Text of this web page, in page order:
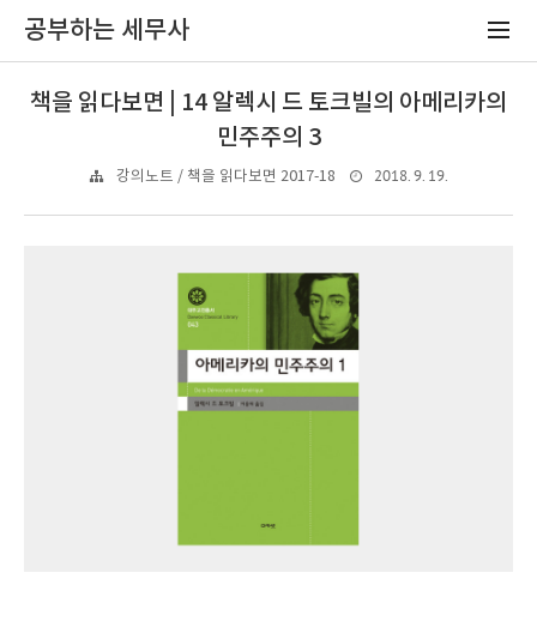
공부하는 세무사
책을 읽다보면 | 14 알렉시 드 토크빌의 아메리카의
민주주의 3
강의노트 / 책을 읽다보면 2017-18 2018. 9. 19.